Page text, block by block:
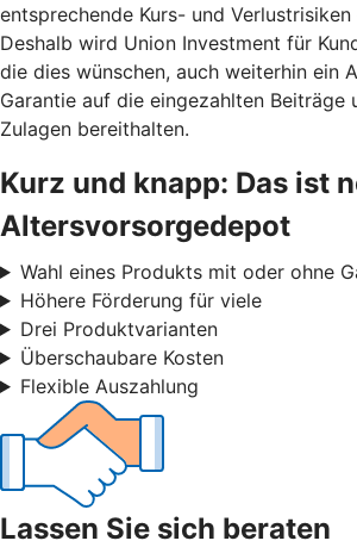
entsprechende Kurs- und Verlustrisiken
Deshalb wird Union Investment für
die dies wünschen, auch weiterhin ein
Garantie auf die eingezahlten Beiträge
Zulagen bereithalten.
Kurz und knapp: Das ist
Altersvorsorgedepot
Wahl eines Produkts mit oder ohne
Höhere Förderung für viele
Drei Produktvarianten
Überschaubare Kosten
Flexible Auszahlung
Lassen Sie sich beraten